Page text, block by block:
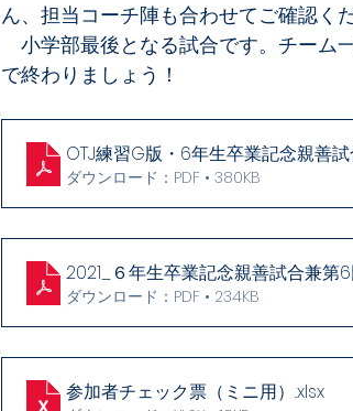
ん、担当コーチ陣も合わせてご確認くだ
小学部最後となる試合です。チーム
で終わりましょう！
OTJ練習G版・6年生卒業記念親善
ダウンロード：PDF • 380KB
2021_６年生卒業記念親善試合兼第
ダウンロード：PDF • 234KB
参加者チェック票（ミニ用）..xlsx